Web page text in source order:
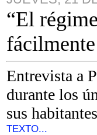
“El
Entrevista a
durante los
sus
TEXTO...